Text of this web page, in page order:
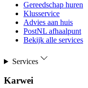
Gereedschap huren
Klusservice
Advies aan huis
PostNL afhaalpunt
Bekijk alle services
Services
Karwei